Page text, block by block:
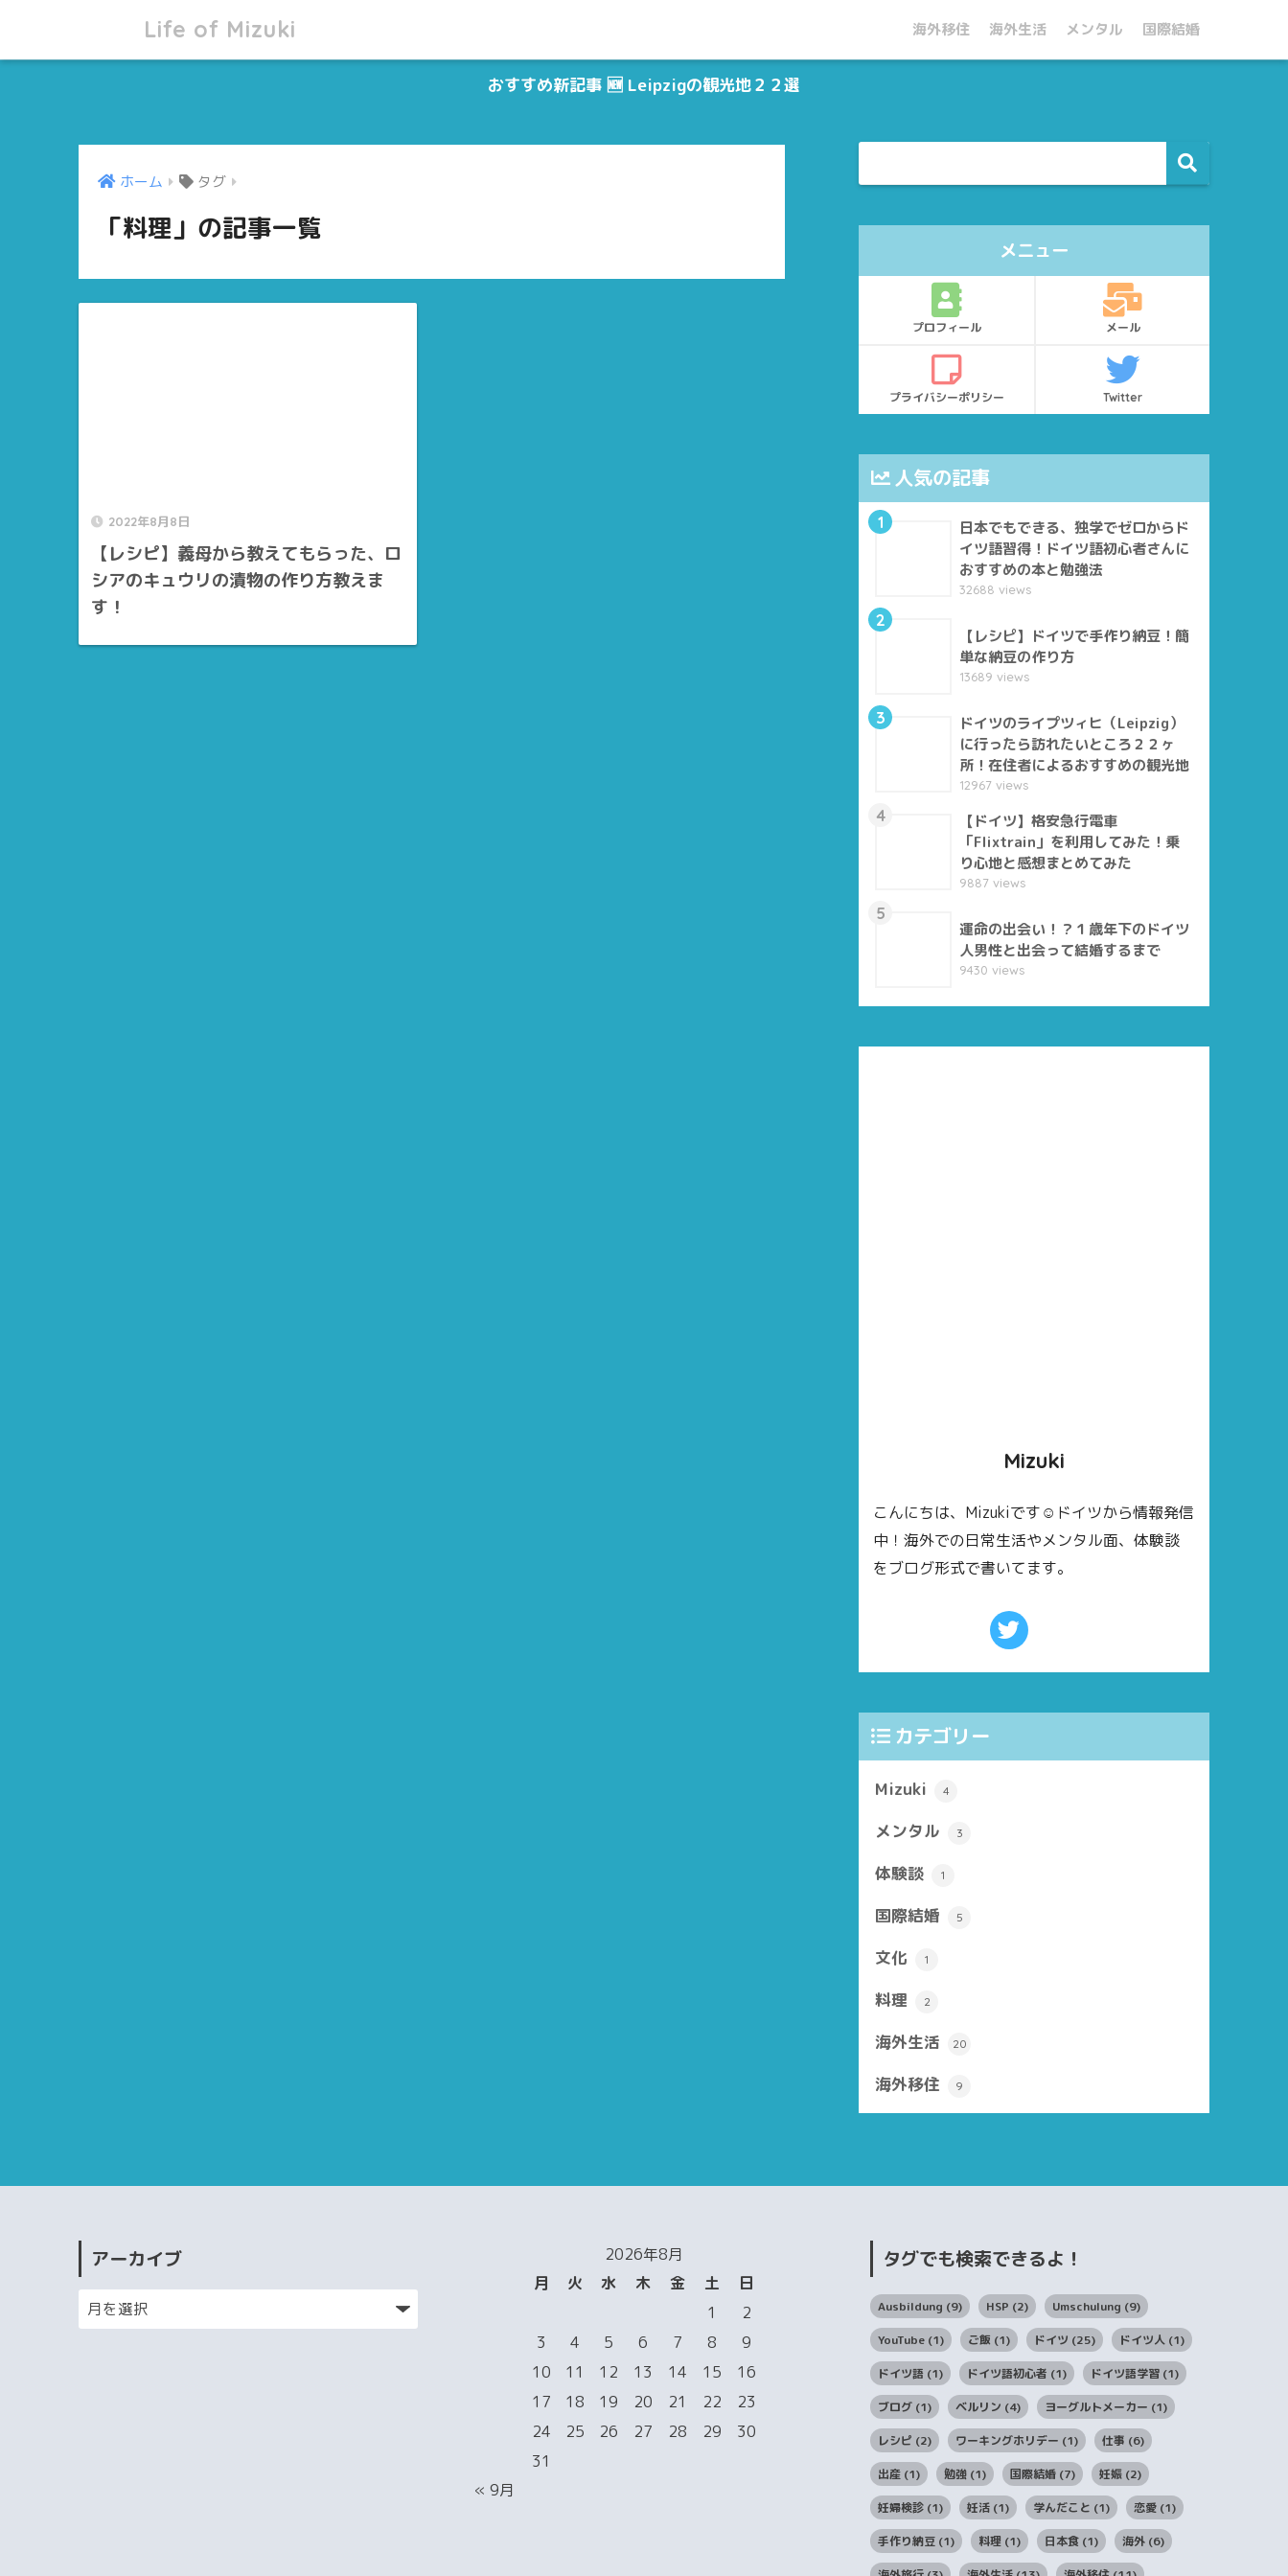
Life of Mizuki 海外移住 海外生活 メンタル 国際結婚
おすすめ新記事 🆕 Leipzigの観光地２２選
ホーム タグ
「料理」の記事一覧
2022年8月8日
【レシピ】義母から教えてもらった、ロ
シアのキュウリの漬物の作り方教えま
す！
メニュー
プロフィール メール
プライバシーポリシー Twitter
人気の記事
1
日本でもできる、独学でゼロからド
イツ語習得！ドイツ語初心者さんに
おすすめの本と勉強法
32688 views
2
【レシピ】ドイツで手作り納豆！簡
単な納豆の作り方
13689 views
3
ドイツのライプツィヒ（Leipzig）
に行ったら訪れたいところ２２ヶ
所！在住者によるおすすめの観光地
12967 views
4
【ドイツ】格安急行電車
「Flixtrain」を利用してみた！乗
り心地と感想まとめてみた
9887 views
5
運命の出会い！？１歳年下のドイツ
人男性と出会って結婚するまで
9430 views
Mizuki
こんにちは、Mizukiです☺ドイツから情報発信
中！海外での日常生活やメンタル面、体験談
をブログ形式で書いてます。
カテゴリー
Mizuki 4
メンタル 3
体験談 1
国際結婚 5
文化 1
料理 2
海外生活 20
海外移住 9
アーカイブ
2026年8月
月
火 水 木 金 土
日
1
2
3
4 5 6 7 8
9
10
11 12 13 14 15
16
17
18 19 20 21 22
23
24
25 26 27 28 29
30
31
« 9月
タグでも検索できるよ！
Ausbildung (9) HSP (2) Umschulung (9)
YouTube (1) ご飯 (1) ドイツ (25) ドイツ人 (1)
ドイツ語 (1) ドイツ語初心者 (1) ドイツ語学習 (1)
ブログ (1) ベルリン (4) ヨーグルトメーカー (1)
レシピ (2) ワーキングホリデー (1) 仕事 (6)
出産 (1) 勉強 (1) 国際結婚 (7) 妊娠 (2)
妊婦検診 (1) 妊活 (1) 学んだこと (1) 恋愛 (1)
手作り納豆 (1) 料理 (1) 日本食 (1) 海外 (6)